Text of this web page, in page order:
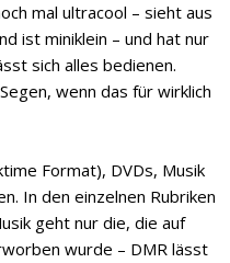
mal ultracool – sieht aus
ist miniklein – und hat nur
sich alles bedienen.
wenn das für wirklich
Format), DVDs, Musik
In den einzelnen Rubriken
geht nur die, die auf
wurde – DMR lässt